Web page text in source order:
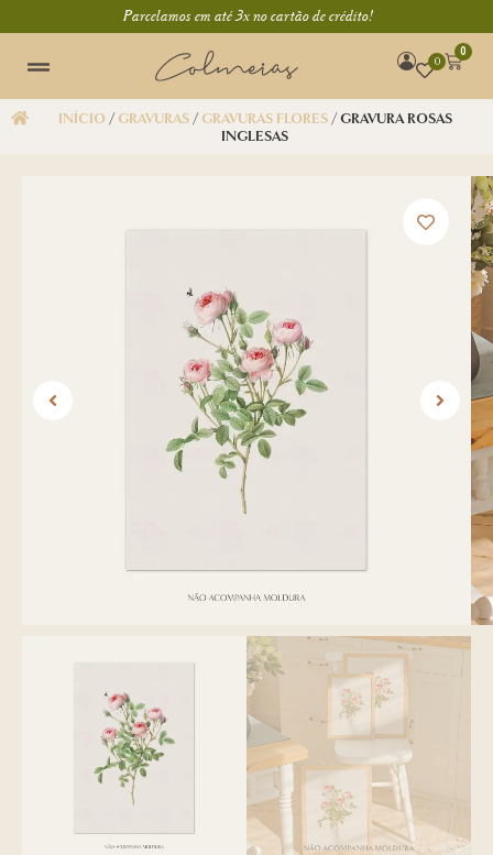
Parcelamos em até 3x no cartão de crédito!
0
0
INÍCIO/GRAVURAS/GRAVURAS FLORES/ GRAVURA ROSAS
INGLESAS